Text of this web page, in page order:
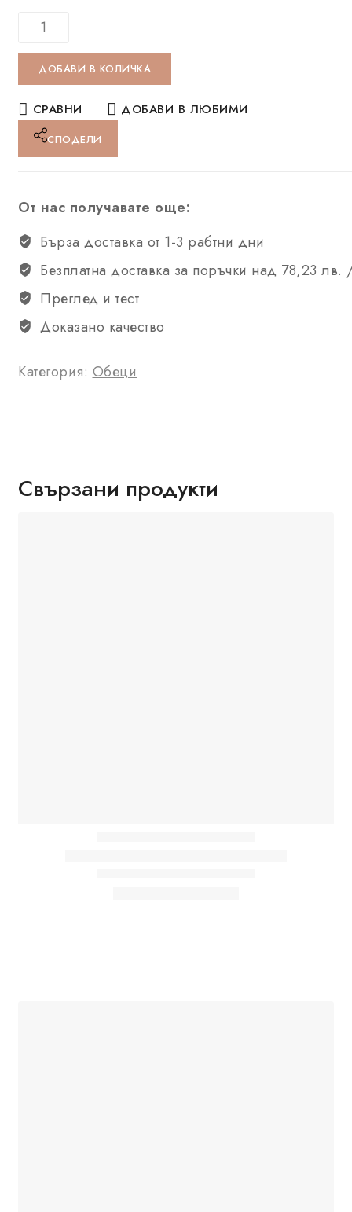
ДОБАВИ В КОЛИЧКА
СРАВНИ ДОБАВИ В ЛЮБИМИ
СПОДЕЛИ
От нас получавате още:
Бърза доставка от 1-3 рабтни дни
Безплатна доставка за поръчки над 78,23 лв.
Преглед и тест
Доказано качество
Категория: Обеци
Свързани продукти